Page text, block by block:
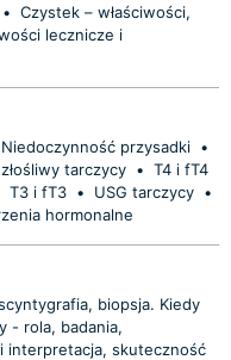
• Czystek – właściwości,
lecznicze i
Niedoczynność przysadki •
tarczycy • T4 i fT4
T3 i fT3 • USG tarczycy •
hormonalne
biopsja. Kiedy
- rola, badania,
interpretacja, skuteczność